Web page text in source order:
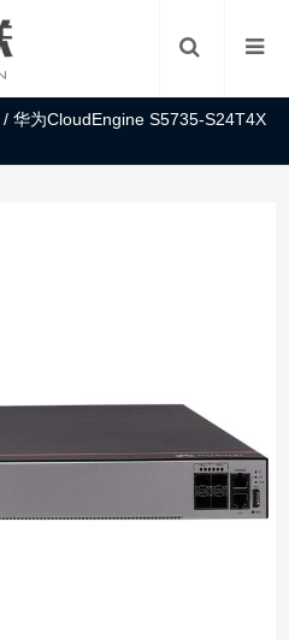
/华为CloudEngine S5735-S24T4X